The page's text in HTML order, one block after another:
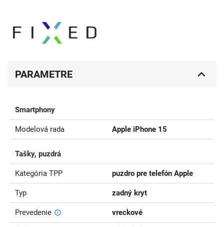
PARAMETRE
Smartphony
Modelová rada Apple iPhone 15
Tašky, puzdrá
Kategória TPP puzdro pre telefón Apple
Typ zadný kryt
Prevedenie vreckové